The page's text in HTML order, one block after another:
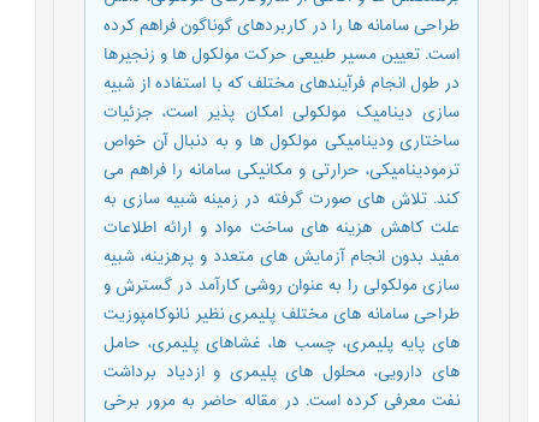
طراحی سامانه ها را در کاربردهای گوناگون فراهم کرده
است. تعیین مسیر طبیعی حرکت مولکول ها و زنجیرها
در طول انجام فرآیندهای مختلف که با استفاده از شبیه
سازی دینامیک مولکولی امکان پذیر است، جزئیات
ساختاری ودینامیکی مولکول ها و به دنبال آن خواص
ترمودینامیکی، حرارتی و مکانیکی سامانه را فراهم می
کند. تلاش های صورت گرفته در زمینه شبیه سازی به
علت کاهش هزینه های ساخت مواد و ارائه اطلاعات
مفید بدون انجام آزمایش های متعدد و پرهزینه، شبیه
سازی مولکولی را به عنوان روشی کارآمد در گسترش و
طراحی سامانه های مختلف پلیمری نظیر نانوکامپوزیت
های پایه پلیمری، چسب ها، غشاهای پلیمری، حامل
های دارویی، محلول های پلیمری و ازدیاد برداشت
نفت معرفی کرده است. در مقاله حاضر به مرور برخی